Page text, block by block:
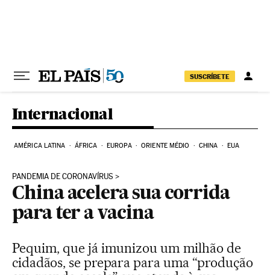
SUSCRÍBETE
Internacional
AMÉRICA LATINA ÁFRICA EUROPA ORIENTE MÉDIO CHINA EUA
PANDEMIA DE CORONAVÍRUS
China acelera sua corrida
para ter a vacina
Pequim, que já imunizou um milhão de
cidadãos, se prepara para uma “produção